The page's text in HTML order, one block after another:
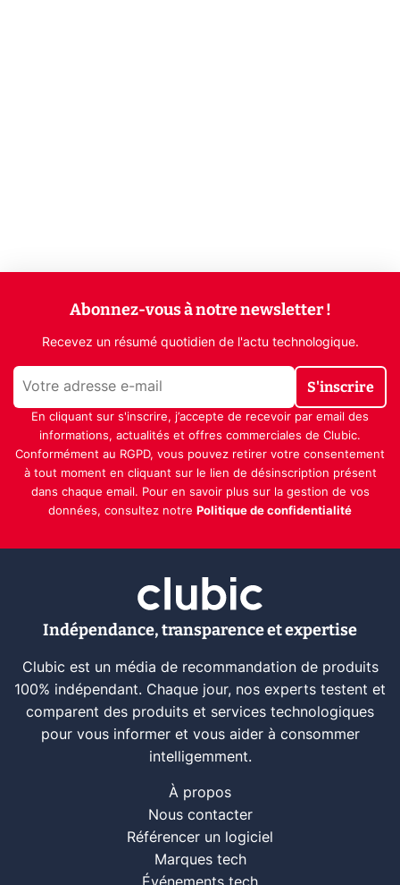
Abonnez-vous à notre newsletter !
Recevez un résumé quotidien de l'actu technologique.
S'inscrire
En cliquant sur s'inscrire, j’accepte de recevoir par email des
informations, actualités et offres commerciales de Clubic.
Conformément au RGPD, vous pouvez retirer votre consentement
à tout moment en cliquant sur le lien de désinscription présent
dans chaque email. Pour en savoir plus sur la gestion de vos
données, consultez notre Politique de confidentialité
Indépendance, transparence et expertise
Clubic est un média de recommandation de produits
100% indépendant. Chaque jour, nos experts testent et
comparent des produits et services technologiques
pour vous informer et vous aider à consommer
intelligemment.
À propos
Nous contacter
Référencer un logiciel
Marques tech